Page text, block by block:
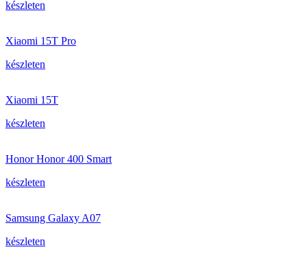
készleten
Xiaomi 15T Pro
készleten
Xiaomi 15T
készleten
Honor Honor 400 Smart
készleten
Samsung Galaxy A07
készleten